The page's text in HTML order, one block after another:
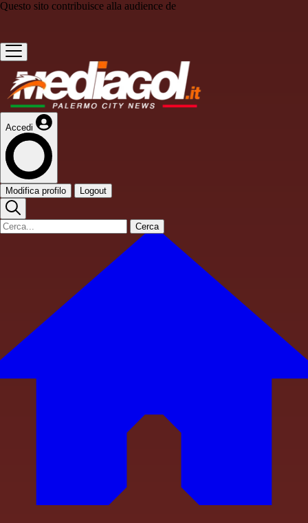
Questo sito contribuisce alla audience de
Accedi
Modifica profilo Logout
Cerca